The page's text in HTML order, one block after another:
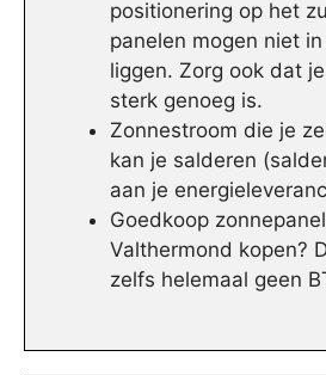
positionering op het
panelen mogen niet
liggen. Zorg ook dat
sterk genoeg is.
Zonnestroom die je
kan je salderen
aan je
Goedkoop
Valthermond kopen?
zelfs helemaal geen